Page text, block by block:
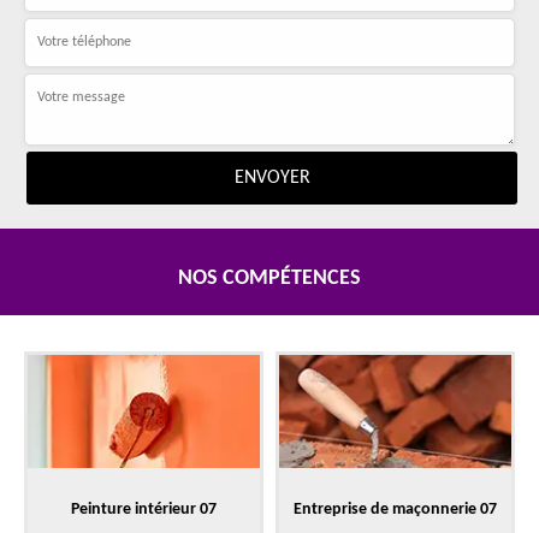
NOS COMPÉTENCES
Peinture intérieur 07 Entreprise de maçonnerie 07